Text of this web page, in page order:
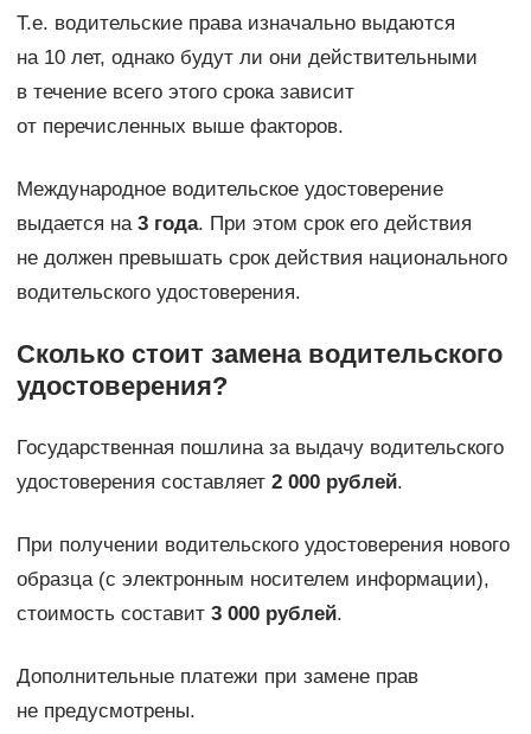
Т.е. водительские права изначально выдаются
на 10 лет, однако будут ли они действительными
в течение всего этого срока зависит
от перечисленных выше факторов.
Международное водительское удостоверение
выдается на 3 года. При этом срок его действия
не должен превышать срок действия национального
водительского удостоверения.
Сколько стоит замена водительского
удостоверения?
Государственная пошлина за выдачу водительского
удостоверения составляет 2 000 рублей.
При получении водительского удостоверения нового
образца (с электронным носителем информации),
стоимость составит 3 000 рублей.
Дополнительные платежи при замене прав
не предусмотрены.